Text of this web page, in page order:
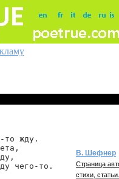
то жду.
чего-то.
В. Шефнер
Страница
стихи, статьи.